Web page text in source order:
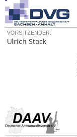
VORSITZENDER:
Ulrich Stock